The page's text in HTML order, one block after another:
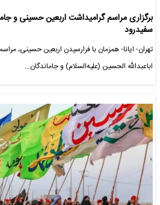
برگزاری مراسم گرامیداشت اربعین حسینی و
سفیدرود
تهران- ایانا- همزمان با فرارسیدن اربعین حسینی،
اباعبدالله الحسین (علیه‌السلام) و جاماندگان…